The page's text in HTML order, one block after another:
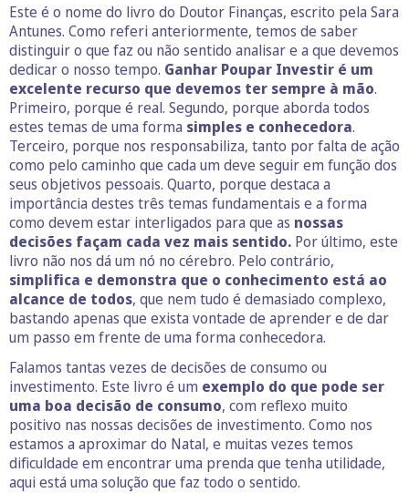
Este é o nome do livro do Doutor Finanças, escrito pela Sara
Antunes. Como referi anteriormente, temos de saber
distinguir o que faz ou não sentido analisar e a que devemos
dedicar o nosso tempo. Ganhar Poupar Investir é um
excelente recurso que devemos ter sempre à mão.
Primeiro, porque é real. Segundo, porque aborda todos
estes temas de uma forma simples e conhecedora.
Terceiro, porque nos responsabiliza, tanto por falta de ação
como pelo caminho que cada um deve seguir em função dos
seus objetivos pessoais. Quarto, porque destaca a
importância destes três temas fundamentais e a forma
como devem estar interligados para que as nossas
decisões façam cada vez mais sentido. Por último, este
livro não nos dá um nó no cérebro. Pelo contrário,
simplifica e demonstra que o conhecimento está ao
alcance de todos, que nem tudo é demasiado complexo,
bastando apenas que exista vontade de aprender e de dar
um passo em frente de uma forma conhecedora.
Falamos tantas vezes de decisões de consumo ou
investimento. Este livro é um exemplo do que pode ser
uma boa decisão de consumo, com reflexo muito
positivo nas nossas decisões de investimento. Como nos
estamos a aproximar do Natal, e muitas vezes temos
dificuldade em encontrar uma prenda que tenha utilidade,
aqui está uma solução que faz todo o sentido.